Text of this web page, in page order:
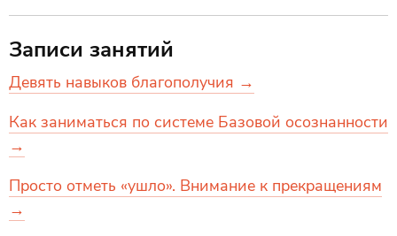
Записи занятий
Девять навыков благополучия →
Как заниматься по системе Базовой осознанности
→
Просто отметь «ушло». Внимание к прекращениям
→